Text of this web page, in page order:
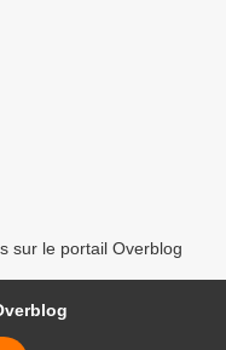
sur le portail Overblog